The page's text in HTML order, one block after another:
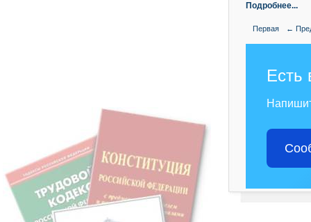
Подробнее...
Первая ←
Есть